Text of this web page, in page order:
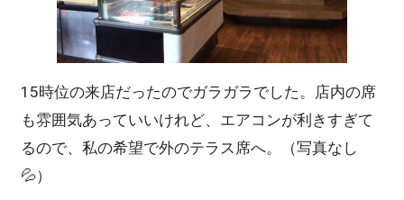
15時位の来店だったのでガラガラでした。店内の席
も雰囲気あっていいけれど、エアコンが利きすぎて
るので、私の希望で外のテラス席へ。（写真なし
💦）